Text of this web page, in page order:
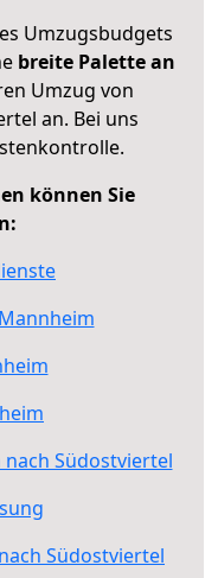
Umzugsbudgets
breite Palette an
Umzug von
an. Bei uns
können Sie
Südostviertel
Südostviertel